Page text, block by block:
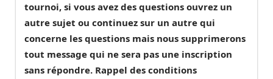
tournoi, si vous avez des questions ouvrez un
autre sujet ou continuez sur un autre qui
concerne les questions mais nous supprimerons
tout message qui ne sera pas une inscription
sans répondre. Rappel des conditions